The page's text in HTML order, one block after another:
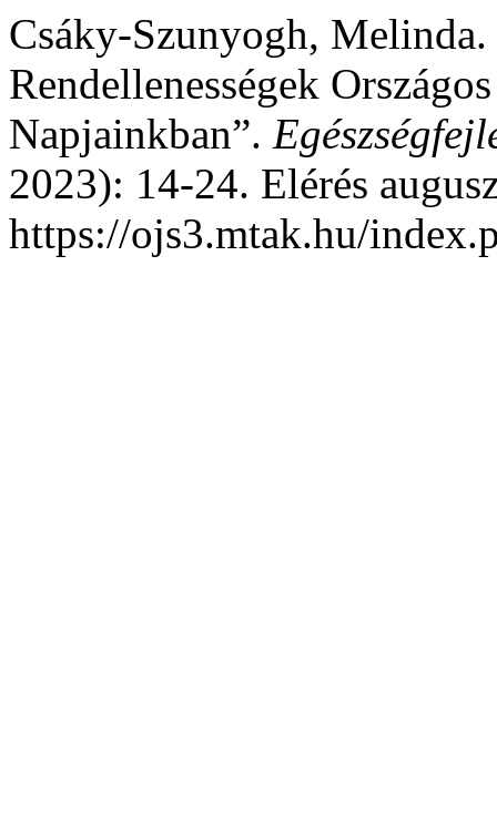
Csáky-Szunyogh, Melinda.
Rendellenességek
Napjainkban”.
2023): 14-24. Elérés
https://ojs3.mtak.hu/